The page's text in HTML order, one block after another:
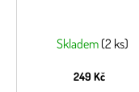
Skladem (2 ks)
249 Kč